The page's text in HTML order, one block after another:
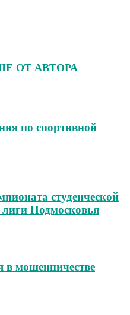
ОТ АВТОРА
по спортивной
студенческой
Подмосковья
в мошенничестве